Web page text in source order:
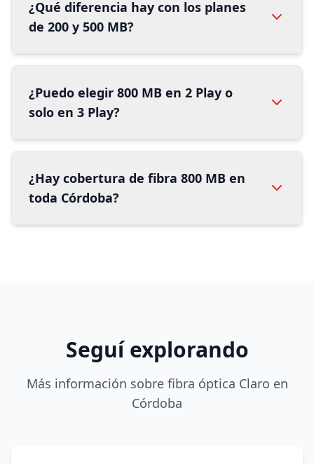
¿Qué diferencia hay con los planes
de 200 y 500 MB?
¿Puedo elegir 800 MB en 2 Play o
solo en 3 Play?
¿Hay cobertura de fibra 800 MB en
toda Córdoba?
Seguí explorando
Más información sobre fibra óptica Claro en
Córdoba